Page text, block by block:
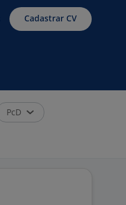
Cadastrar CV
PcD